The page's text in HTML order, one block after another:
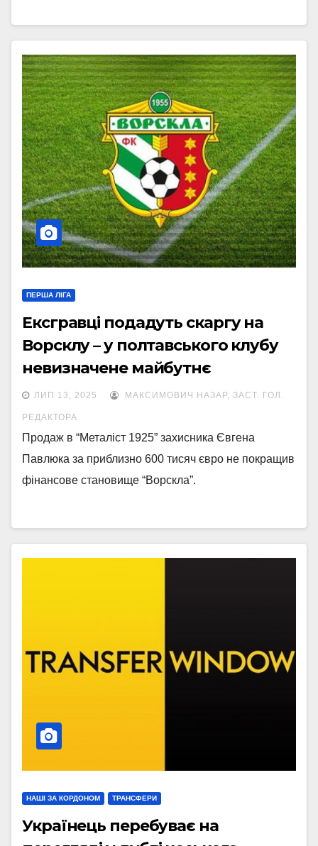
ПЕРША ЛІГА
Ексгравці подадуть скаргу на
Ворсклу – у полтавського клубу
невизначене майбутнє
ЛИП 13, 2025 МАКСИМОВИЧ НАЗАР, ЗАСТ. ГОЛ.
РЕДАКТОРА
Продаж в “Металіст 1925” захисника Євгена
Павлюка за приблизно 600 тисяч євро не покращив
фінансове становище “Ворскла”.
НАШІ ЗА КОРДОНОМ ТРАНСФЕРИ
Українець перебуває на